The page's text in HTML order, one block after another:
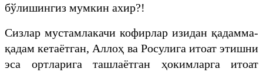
бўлишингиз мумкин ахир?!
Сизлар мустамлакачи кофирлар изидан қадамма-
қадам кетаётган, Аллоҳ ва Росулига итоат этишни
эса ортларига ташлаётган ҳокимларга итоат